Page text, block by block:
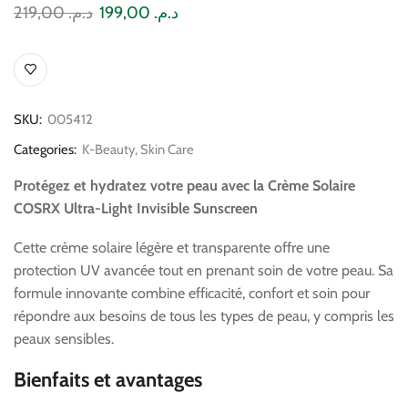
د.م.219,00 د.م.
SKU: 005412
Categories: K-Beauty, Skin Care
Protégez et hydratez votre peau avec la Crème Solaire
COSRX Ultra-Light Invisible Sunscreen
Cette crème solaire légère et transparente offre une
protection UV avancée tout en prenant soin de votre peau. Sa
formule innovante combine efficacité, confort et soin pour
répondre aux besoins de tous les types de peau, y compris les
peaux sensibles.
Bienfaits et avantages